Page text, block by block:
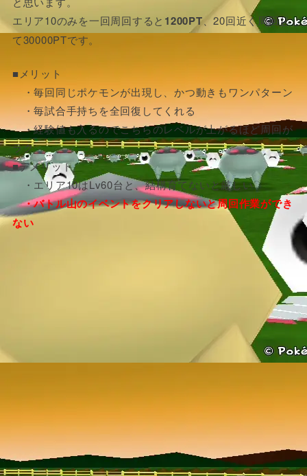
エリア10のみを一回周回すると 1200PT 、20回近く周回し
て30000PTです。
■メリット
・毎回同じポケモンが出現し、かつ動きもワンパターン
・毎試合手持ちを全回復してくれる
・経験値も入るのでこちらのレベルが上がるほど周回が
ラク
■デメリット
・エリア10はLv60台と、結構育てないと厳しい
・バトル山のイベントをクリアしないと周回作業ができ
ない